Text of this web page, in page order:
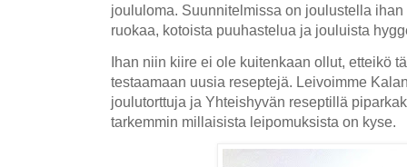
joululoma. Suunnitelmissa on joulustella
ruokaa, kotoista puuhastelua ja jouluista
Ihan niin kiire ei ole kuitenkaan ollut, etteikö
testaamaan uusia reseptejä. Leivoimme
joulutorttuja ja Yhteishyvän reseptillä
tarkemmin millaisista leipomuksista on kyse.